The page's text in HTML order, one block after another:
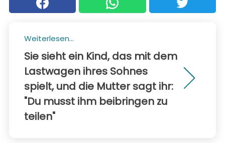
Weiterlesen...
Sie sieht ein Kind, das mit dem
Lastwagen ihres Sohnes
spielt, und die Mutter sagt ihr:
"Du musst ihm beibringen zu
teilen"